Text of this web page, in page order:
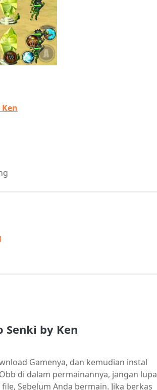
Senki by Ken
Gamenya, dan kemudian instal
di dalam permainannya, jangan lupa
Sebelum Anda bermain. Jika berkas